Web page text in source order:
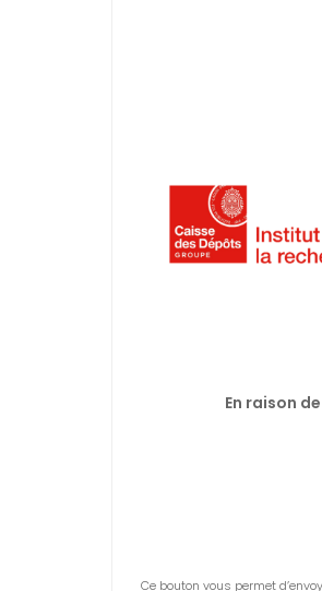
En raison
Ce bouton vous permet